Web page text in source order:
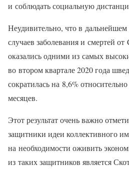
и соблюдать социальную
Неудивительно, что в дальнейшем
случаев заболевания и смертей
оказались одними из самых
во втором квартале 2020 года
сократилась на 8,6%
месяцев.
Этот результат очень важно
защитники идеи коллективного
на необходимости оживить
из таких защитников является